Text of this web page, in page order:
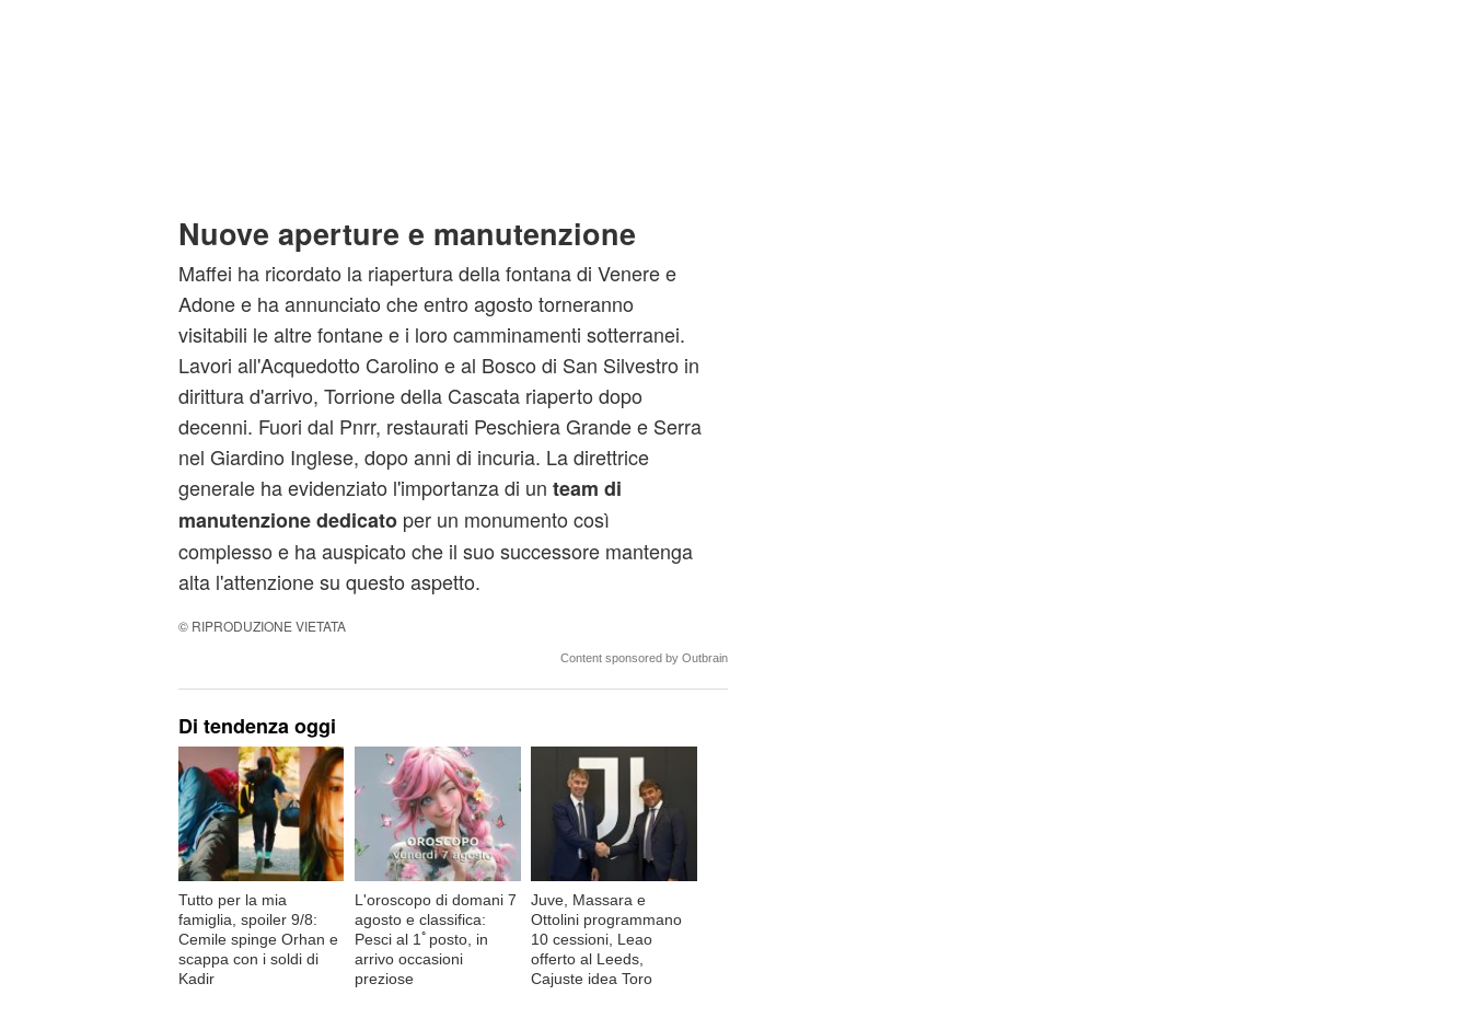
Nuove aperture e manutenzione
Maffei ha ricordato la riapertura della fontana di Venere e
Adone e ha annunciato che entro agosto torneranno
visitabili le altre fontane e i loro camminamenti sotterranei.
Lavori all'Acquedotto Carolino e al Bosco di San Silvestro in
dirittura d'arrivo, Torrione della Cascata riaperto dopo
decenni. Fuori dal Pnrr, restaurati Peschiera Grande e Serra
nel Giardino Inglese, dopo anni di incuria. La direttrice
generale ha evidenziato l'importanza di un team di
manutenzione dedicatoper un monumento così
complesso e ha auspicato che il suo successore mantenga
alta l'attenzione su questo aspetto.
© RIPRODUZIONE VIETATA
Content sponsored by Outbrain
Di tendenza oggi
Tutto per la mia
famiglia, spoiler 9/8:
Cemile spinge Orhan e
scappa con i soldi di
Kadir
L'oroscopo di domani 7
agosto e classifica:
Pesci al 1ﾟposto, in
arrivo occasioni
preziose
Juve, Massara e
Ottolini programmano
10 cessioni, Leao
offerto al Leeds,
Cajuste idea Toro